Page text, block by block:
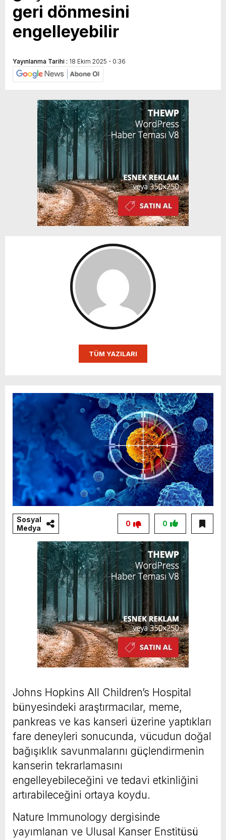
geri dönmesini
engelleyebilir
Yayınlanma Tarihi : 18 Ekim 2025 - 0:36
TÜM YAZILARI
Sosyal
Medya
0
0
Johns Hopkins All Children’s Hospital
bünyesindeki araştırmacılar, meme,
pankreas ve kas kanseri üzerine yaptıkları
fare deneyleri sonucunda, vücudun doğal
bağışıklık savunmalarını güçlendirmenin
kanserin tekrarlamasını
engelleyebileceğini ve tedavi etkinliğini
artırabileceğini ortaya koydu.
Nature Immunology dergisinde
yayımlanan ve Ulusal Kanser Enstitüsü